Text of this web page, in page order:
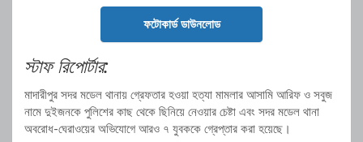
ফটোকার্ড ডাউনলোড
স্টাফ রিপোর্টার:
মাদারীপুর সদর মডেল থানায় গ্রেফতার হওয়া হত্যা মামলার আসামি আরিফ ও সবুজ
নামে দুইজনকে পুলিশের কাছ থেকে ছিনিয়ে নেওয়ার চেষ্টা এবং সদর মডেল থানা
অবরোধ-ঘেরাওয়ের অভিযোগে আরও ৭ যুবককে গ্রেপ্তার করা হয়েছে।